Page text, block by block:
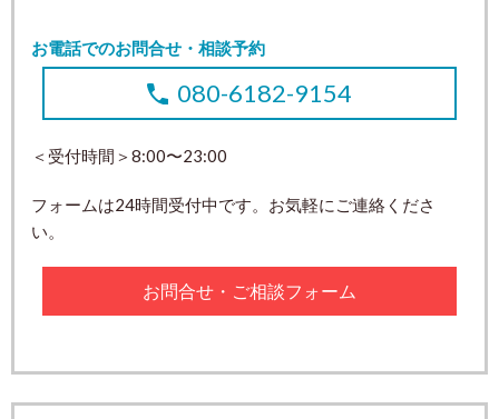
お電話でのお問合せ・相談予約
080-6182-9154
＜受付時間＞8:00〜23:00
フォームは24時間受付中です。お気軽にご連絡くださ
い。
お問合せ・ご相談フォーム